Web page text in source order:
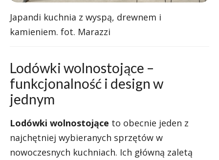
Japandi kuchnia z wyspą, drewnem i
kamieniem. fot. Marazzi
Lodówki wolnostojące –
funkcjonalność i design w
jednym
Lodówki wolnostojące to obecnie jeden z
najchętniej wybieranych sprzętów w
nowoczesnych kuchniach. Ich główną zaletą